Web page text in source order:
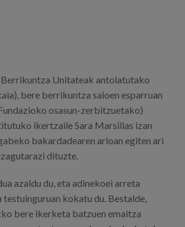
Unitateak antolatutako
bere berrikuntza saioen esparruan
osasun-zerbitzuetako)
ikertzaile Sara Marsillas izan
bakardadearen arloan egiten ari
dituzte.
azaldu du, eta adinekoei arreta
kokatu du. Bestalde,
bere ikerketa batzuen emaitza